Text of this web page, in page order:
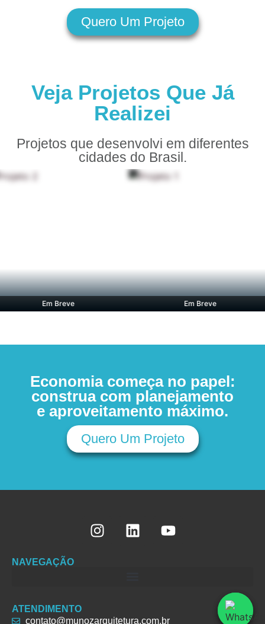
Quero Um Projeto
Veja Projetos Que Já
Realizei
Projetos que desenvolvi em diferentes
cidades do Brasil.
Em Breve Em Breve
Economia começa no papel:
construa com planejamento
e aproveitamento máximo.
Quero Um Projeto
NAVEGAÇÃO
ATENDIMENTO
contato@munozarquitetura.com.br